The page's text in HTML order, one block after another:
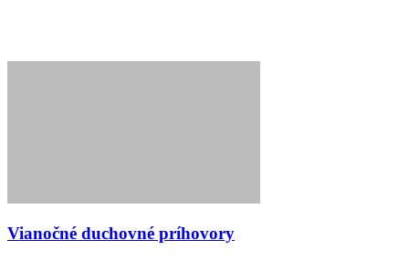
Vianočné duchovné príhovory